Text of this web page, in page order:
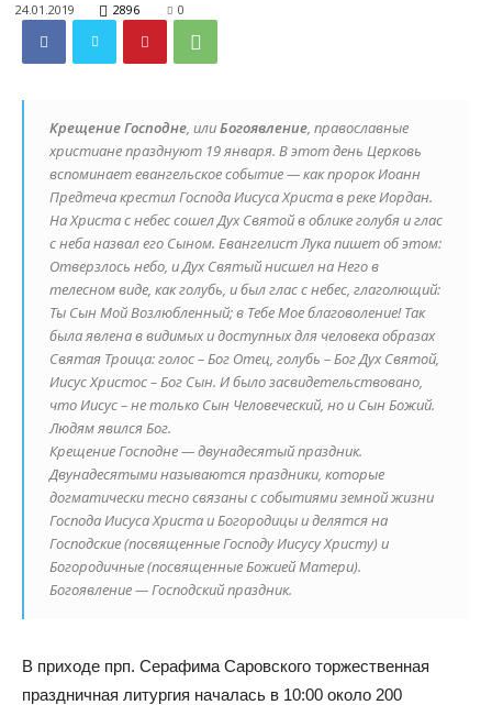
24.01.2019 2896 0
Крещение Господне, илиБогоявление, православные
христиане празднуют 19 января. В этот день Церковь
вспоминает евангельское событие — как пророк Иоанн
Предтеча крестил Господа Иисуса Христа в реке Иордан.
На Христа с небес сошел Дух Святой в облике голубя и глас
с неба назвал его Сыном. Евангелист Лука пишет об этом:
Отверзлось небо, и Дух Святый нисшел на Него в
телесном виде, как голубь, и был глас с небес, глаголющий:
Ты Сын Мой Возлюбленный; в Тебе Мое благоволение! Так
была явлена в видимых и доступных для человека образах
Святая Троица: голос – Бог Отец, голубь – Бог Дух Святой,
Иисус Христос – Бог Сын. И было засвидетельствовано,
что Иисус – не только Сын Человеческий, но и Сын Божий.
Людям явился Бог.
Крещение Господне — двунадесятый праздник.
Двунадесятыми называются праздники, которые
догматически тесно связаны с событиями земной жизни
Господа Иисуса Христа и Богородицы и делятся на
Господские (посвященные Господу Иисусу Христу) и
Богородичные (посвященные Божией Матери).
Богоявление — Господский праздник.
В приходе прп. Серафима Саровского торжественная
праздничная литургия началась в 10:00 oколо 200